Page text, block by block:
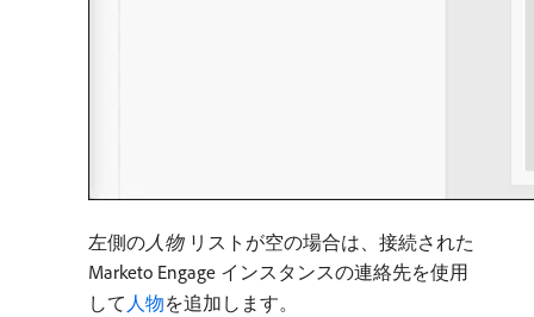
左側の​人物リストが空の場合は、接続された
Marketo Engage インスタンスの連絡先を使用
して 人物を追加します。